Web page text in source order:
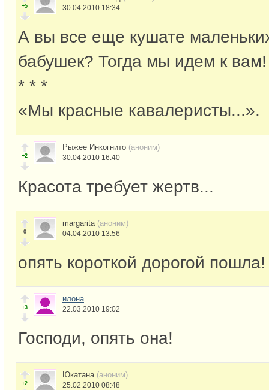
+5 30.04.2010 18:34
А вы все еще кушате
бабушек? Тогда мы идем к вам!
* * *
«Мы красные кавалеристы...».
+2
Рыжее Инкогнито (аноним)
30.04.2010 16:40
Красота требует жертв...
0
margarita (аноним)
04.04.2010 13:56
опять короткой дорогой пошла!
+3
илона
22.03.2010 19:02
Господи, опять она!
+2
Юкатана (аноним)
25.02.2010 08:48